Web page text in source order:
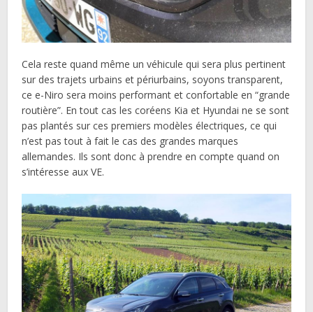
Cela reste quand même un véhicule qui sera plus pertinent
sur des trajets urbains et périurbains, soyons transparent,
ce e-Niro sera moins performant et confortable en “grande
routière”. En tout cas les coréens Kia et Hyundai ne se sont
pas plantés sur ces premiers modèles électriques, ce qui
n’est pas tout à fait le cas des grandes marques
allemandes. Ils sont donc à prendre en compte quand on
s’intéresse aux VE.